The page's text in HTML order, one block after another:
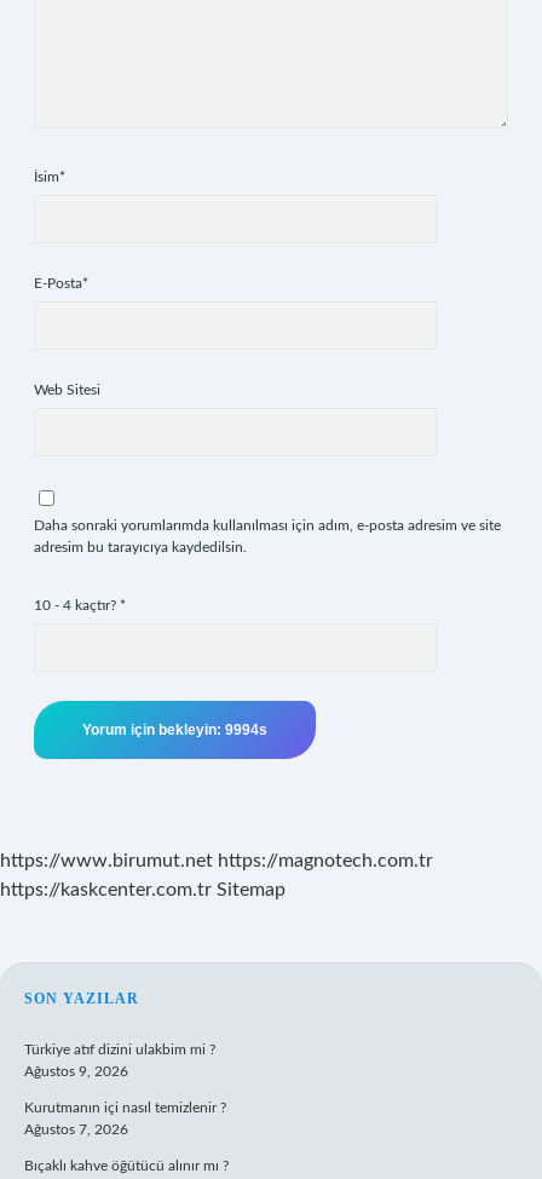
İsim*
E-Posta*
Web Sitesi
Daha sonraki yorumlarımda kullanılması için adım, e-posta adresim ve site
adresim bu tarayıcıya kaydedilsin.
10 - 4 kaçtır? *
https://www.birumut.net https://magnotech.com.tr
https://kaskcenter.com.tr Sitemap
SIDEBAR
SON YAZILAR
Türkiye atıf dizini ulakbim mi ?
Ağustos 9, 2026
Kurutmanın içi nasıl temizlenir ?
Ağustos 7, 2026
Bıçaklı kahve öğütücü alınır mı ?